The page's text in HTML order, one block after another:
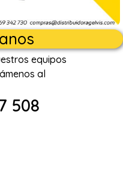
equipos
al
508